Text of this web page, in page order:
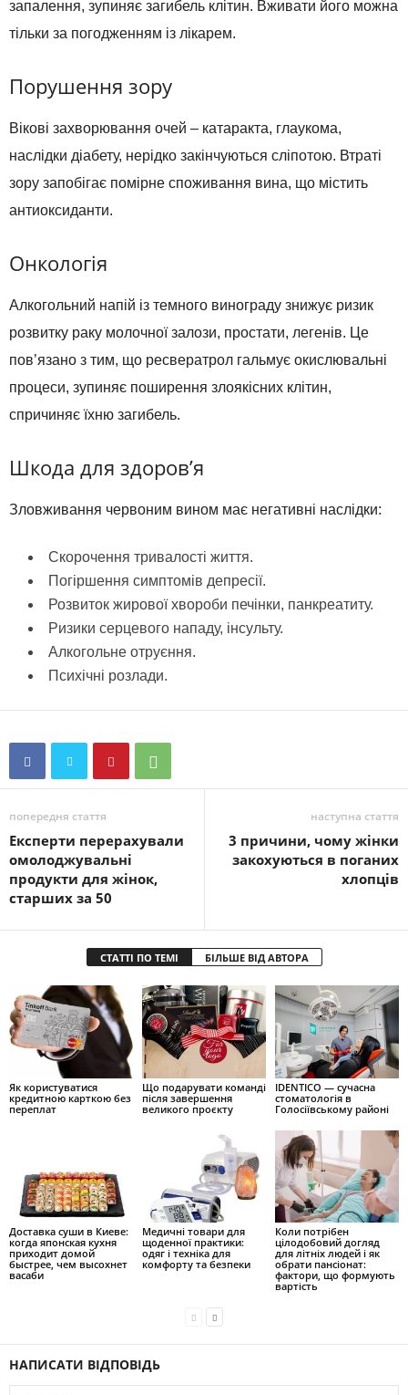
запалення, зупиняє загибель клітин. Вживати його можна
тільки за погодженням із лікарем.
Порушення зору
Вікові захворювання очей – катаракта, глаукома,
наслідки діабету, нерідко закінчуються сліпотою. Втраті
зору запобігає помірне споживання вина, що містить
антиоксиданти.
Онкологія
Алкогольний напій із темного винограду знижує ризик
розвитку раку молочної залози, простати, легенів. Це
пов’язано з тим, що ресвератрол гальмує окислювальні
процеси, зупиняє поширення злоякісних клітин,
спричиняє їхню загибель.
Шкода для здоров’я
Зловживання червоним вином має негативні наслідки:
Скорочення тривалості життя.
Погіршення симптомів депресії.
Розвиток жирової хвороби печінки, панкреатиту.
Ризики серцевого нападу, інсульту.
Алкогольне отруєння.
Психічні розлади.
попередня стаття
Експерти перерахували
омолоджувальні
продукти для жінок,
старших за 50
наступна стаття
3 причини, чому жінки
закохуються в поганих
хлопців
СТАТТІ ПО ТЕМІ БІЛЬШЕ ВІД АВТОРА
Як користуватися
кредитною карткою без
переплат
Що подарувати команді
після завершення
великого проєкту
IDENTICO — сучасна
стоматологія в
Голосіївському районі
Доставка суши в Киеве:
когда японская кухня
приходит домой
быстрее, чем высохнет
васаби
Медичні товари для
щоденної практики:
одяг і техніка для
комфорту та безпеки
Коли потрібен
цілодобовий догляд
для літніх людей і як
обрати пансіонат:
фактори, що формують
вартість
НАПИСАТИ ВІДПОВІДЬ